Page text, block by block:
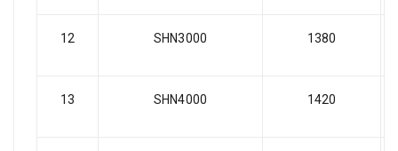
12 SHN3000 1380
13 SHN4000 1420